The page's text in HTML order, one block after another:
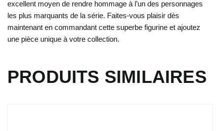
excellent moyen de rendre hommage à l’un des personnages
les plus marquants de la série. Faites-vous plaisir dès
maintenant en commandant cette superbe figurine et ajoutez
une pièce unique à votre collection.
PRODUITS SIMILAIRES